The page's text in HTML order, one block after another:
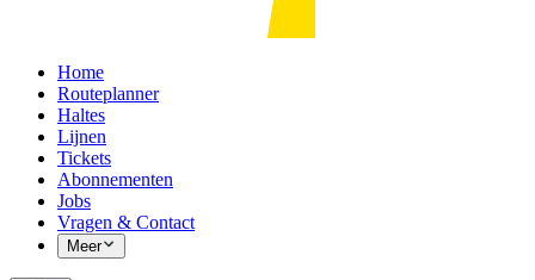
Home
Routeplanner
Haltes
Lijnen
Tickets
Abonnementen
Jobs
Vragen & Contact
Meer